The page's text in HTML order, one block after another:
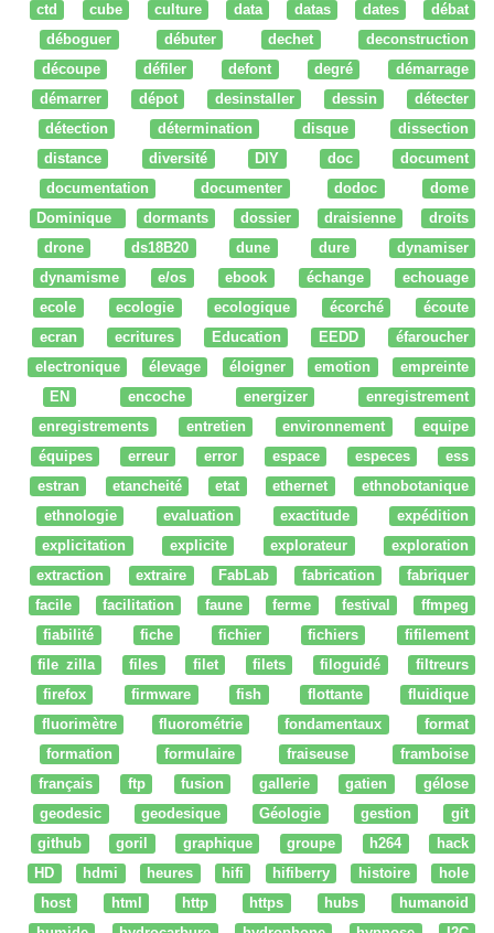
ctd
cube culture data datas dates
débat
déboguer
débuter dechet
deconstruction
découpe
défiler defont degré
démarrage
démarrer
dépot desinstaller dessin
détecter
détection
détermination disque
dissection
distance
diversité DIY doc
document
documentation
documenter dodoc
dome
Dominique
dormants dossier draisienne
droits
drone
ds18B20 dune dure
dynamiser
dynamisme
e/os ebook échange
echouage
ecole
ecologie ecologique écorché
écoute
ecran
ecritures Education EEDD
éfaroucher
electronique
élevage éloigner emotion
empreinte
EN
encoche energizer
enregistrement
enregistrements
entretien environnement
equipe
équipes
erreur error espace especes
ess
estran
etancheité etat ethernet
ethnobotanique
ethnologie
evaluation exactitude
expédition
explicitation
explicite explorateur
exploration
extraction
extraire FabLab fabrication
fabriquer
facile
facilitation faune ferme festival
ffmpeg
fiabilité
fiche fichier fichiers
fifilement
file zilla
files filet filets filoguidé
filtreurs
firefox
firmware fish flottante
fluidique
fluorimètre
fluorométrie fondamentaux
format
formation
formulaire fraiseuse
framboise
français
ftp fusion gallerie gatien
gélose
geodesic
geodesique Géologie gestion
git
github
goril graphique groupe h264
hack
HD
hdmi heures hifi hifiberry histoire
hole
host
html http https hubs
humanoid